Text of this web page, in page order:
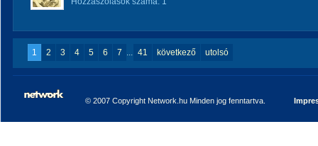
1 2 3 4 5 6 7 ... 41 következő utolsó
© 2007 Copyright Network.hu Minden jog fenntartva.